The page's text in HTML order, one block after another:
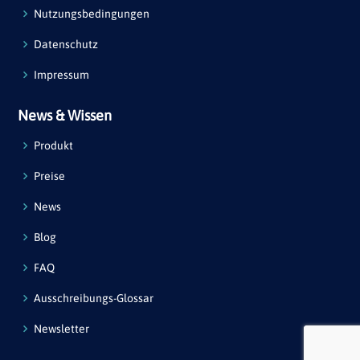
Nutzungsbedingungen
Datenschutz
Impressum
News & Wissen
Produkt
Preise
News
Blog
FAQ
Ausschreibungs-Glossar
Newsletter